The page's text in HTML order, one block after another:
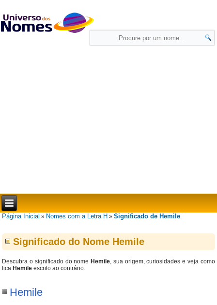
Página Inicial » Nomes com a Letra H »Significado de Hemile
Significado do Nome Hemile
Descubra o significado do nome Hemile, sua origem, curiosidades e veja como
fica Hemile escrito ao contrário.
Hemile